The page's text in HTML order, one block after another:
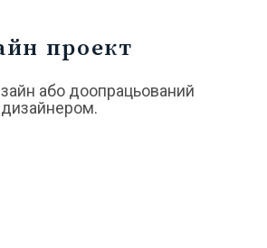
проект
або доопрацьований